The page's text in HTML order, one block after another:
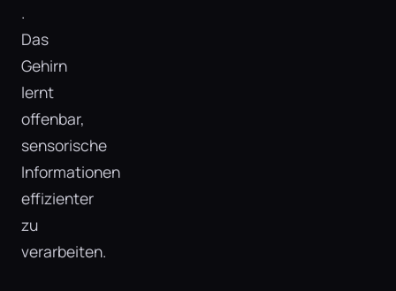
.
Das
Gehirn
lernt
offenbar,
sensorische
Informationen
effizienter
zu
verarbeiten.